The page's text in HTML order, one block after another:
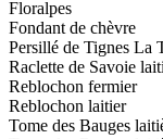
Floralpes
Fondant de chèvre
Persillé de Tignes La
Raclette de Savoie
Reblochon fermier
Reblochon laitier
Tome des Bauges